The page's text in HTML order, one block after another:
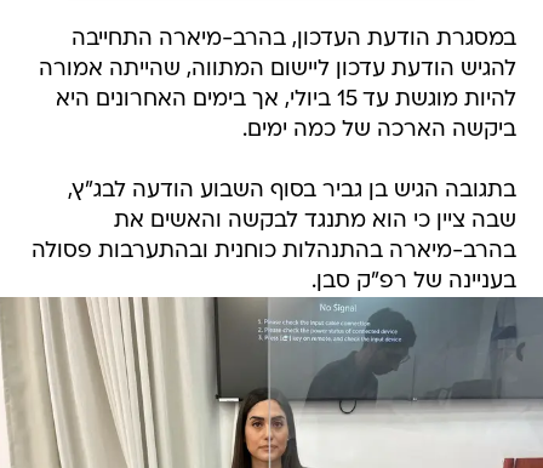
במסגרת הודעת העדכון, בהרב-מיארה התחייבה
להגיש הודעת עדכון ליישום המתווה, שהייתה אמורה
להיות מוגשת עד 15 ביולי, אך בימים האחרונים היא
ביקשה הארכה של כמה ימים.
בתגובה הגיש בן גביר בסוף השבוע הודעה לבג"ץ,
שבה ציין כי הוא מתנגד לבקשה והאשים את
בהרב-מיארה בהתנהלות כוחנית ובהתערבות פסולה
בעניינה של רפ"ק סבן.